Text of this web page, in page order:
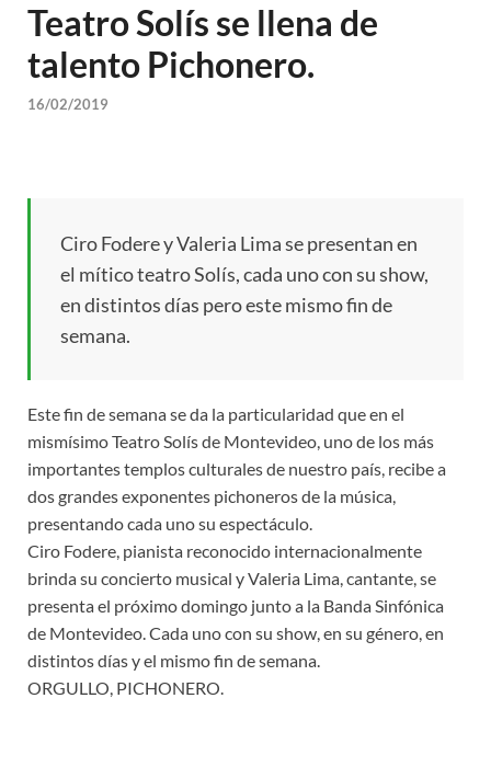
Teatro Solís se llena de
talento Pichonero.
16/02/2019
Ciro Fodere y Valeria Lima se presentan en
el mítico teatro Solís, cada uno con su show,
en distintos días pero este mismo fin de
semana.
Este fin de semana se da la particularidad que en el
mismísimo Teatro Solís de Montevideo, uno de los más
importantes templos culturales de nuestro país, recibe a
dos grandes exponentes pichoneros de la música,
presentando cada uno su espectáculo.
Ciro Fodere, pianista reconocido internacionalmente
brinda su concierto musical y Valeria Lima, cantante, se
presenta el próximo domingo junto a la Banda Sinfónica
de Montevideo. Cada uno con su show, en su género, en
distintos días y el mismo fin de semana.
ORGULLO, PICHONERO.